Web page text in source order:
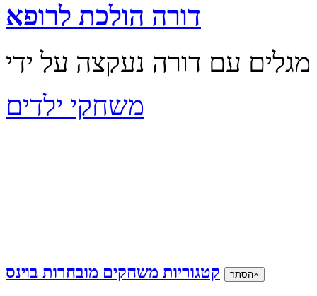
דורה הולכת לרופא
משחקי ילדים
קטגוריות משחקים מובחרות בוינס הסתר